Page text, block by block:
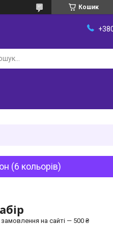
Кошик
(6 кольорів)
на сайті — 500 ₴